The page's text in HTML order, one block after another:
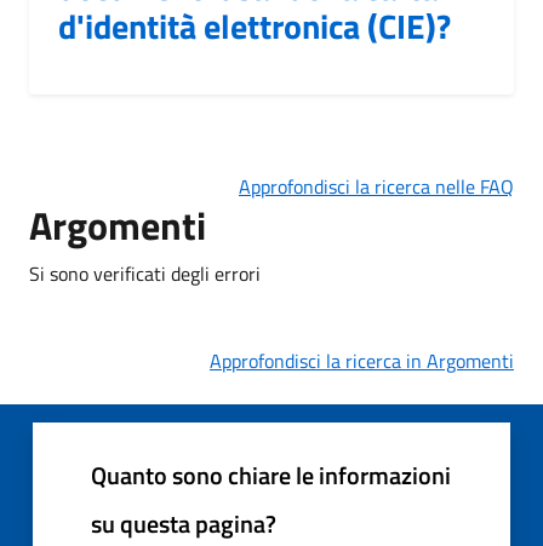
d'identità elettronica (CIE)?
Approfondisci la ricerca nelle FAQ
Argomenti
Si sono verificati degli errori
Approfondisci la ricerca in Argomenti
Quanto sono chiare le informazioni
su questa pagina?